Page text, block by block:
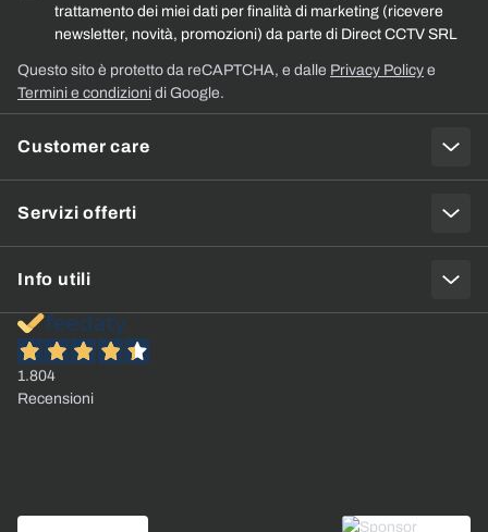
Customer care
Servizi offerti
Info utili
trattamento dei miei dati per finalità di marketing (ricevere
newsletter, novità, promozioni) da parte di Direct CCTV SRL
Questo sito è protetto da reCAPTCHA, e dalle Privacy Policy e
Termini e condizioni di Google.
1.804
Recensioni